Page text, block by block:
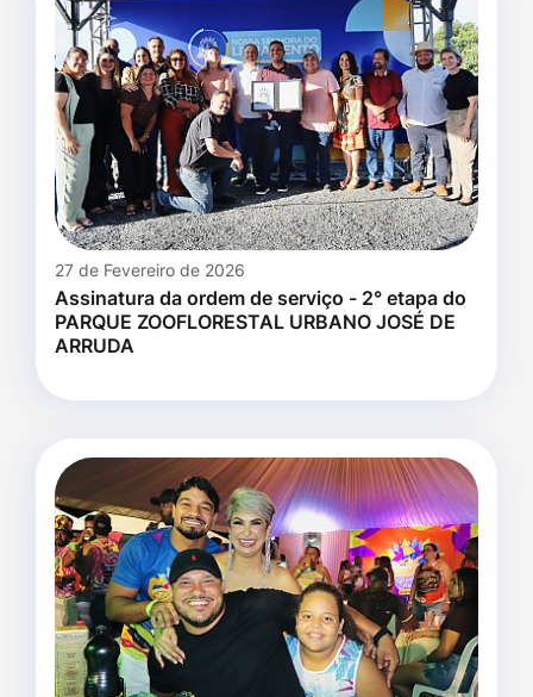
27 de Fevereiro de 2026
Assinatura da ordem de serviço - 2° etapa do
PARQUE ZOOFLORESTAL URBANO JOSÉ DE
ARRUDA